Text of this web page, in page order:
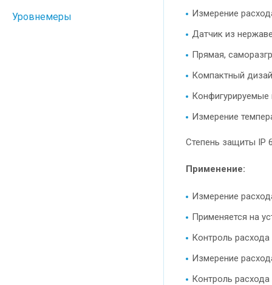
Измерение
Датчик из
Прямая,
Компактный
Измерение
Степень защиты IP
Применение:
Измерение
Применяется на
Контроль
Измерение
Контроль
Уровнемеры